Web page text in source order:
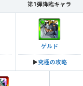
第1弾降臨キャラ
ゲルド
▶︎究極の攻略